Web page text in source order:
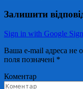
Залишити
Sign in with Google
Ваша e-mail адреса не
поля позначені *
Коментар